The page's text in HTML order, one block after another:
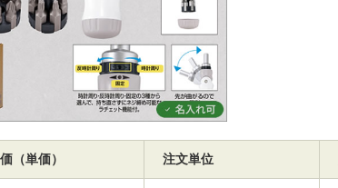
（単価） 注文単位